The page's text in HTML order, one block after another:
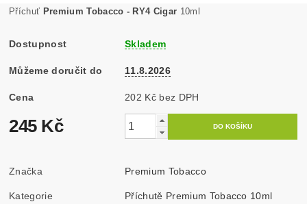
Příchuť Premium Tobacco - RY4 Cigar 10ml
Dostupnost Skladem
Můžeme doručit do 11.8.2026
Cena 202 Kč bez DPH
245 Kč
Značka Premium Tobacco
Kategorie Příchutě Premium Tobacco 10ml